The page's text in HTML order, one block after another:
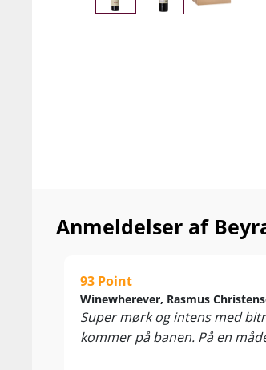
Anmeldelser af
93 Point
Winewherever, Rasmus
Super mørk og intens med
kommer på banen. På en